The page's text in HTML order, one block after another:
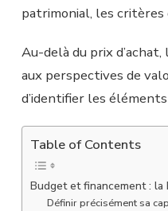
patrimonial, les critères
Au-delà du prix
aux perspectives de
d’identifier les
Table of Contents
Budget et financement :
Définir précisément sa